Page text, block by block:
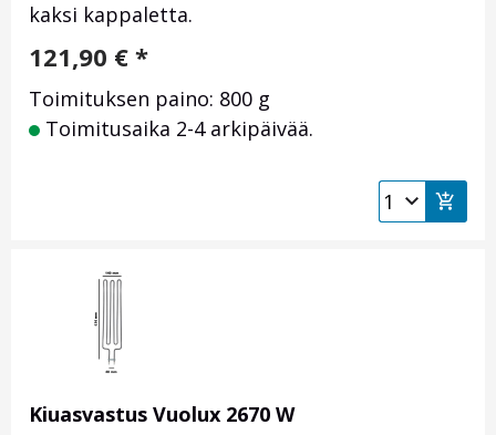
kaksi kappaletta.
121,90 € *
Toimituksen paino: 800 g
Toimitusaika 2-4 arkipäivää.
Kiuasvastus Vuolux 2670 W